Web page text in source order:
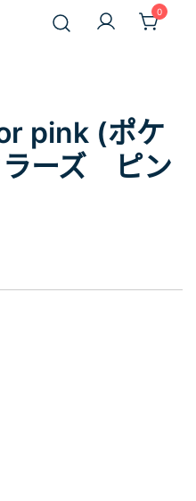
0
pink (ポケ
ーズ ピン